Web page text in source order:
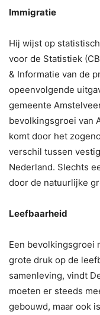
Immigratie
Hij wijst op
voor de Statistiek
& Informatie van de
opeenvolgende
gemeente
bevolkingsgroei van
komt door het
verschil tussen
Nederland. Slechts
door de natuurlijke
Leefbaarheid
Een bevolkingsgroei
grote druk op de
samenleving, vindt
moeten er steeds
gebouwd, maar ook